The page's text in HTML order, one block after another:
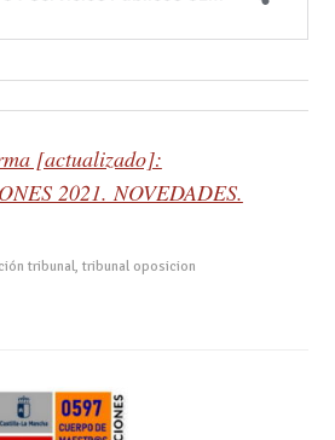
[actualizado]:
2021. NOVEDADES.
tribunal, tribunal oposicion